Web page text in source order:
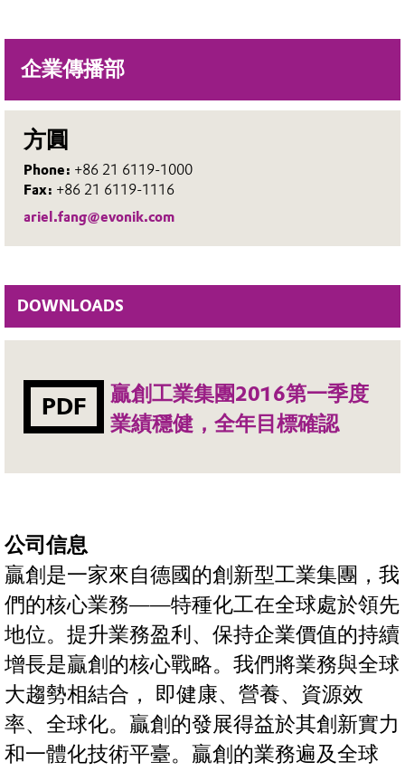
企業傳播部
方圓
Phone: +86 21 6119-1000
Fax: +86 21 6119-1116
ariel.fang@evonik.com
DOWNLOADS
PDF
贏創工業集團2016第一季度
業績穩健，全年目標確認
公司信息
贏創是一家來自德國的創新型工業集團，我
們的核心業務——特種化工在全球處於領先
地位。提升業務盈利、保持企業價值的持續
增長是贏創的核心戰略。我們將業務與全球
大趨勢相結合， 即健康、營養、資源效
率、全球化。贏創的發展得益於其創新實力
和一體化技術平臺。贏創的業務遍及全球